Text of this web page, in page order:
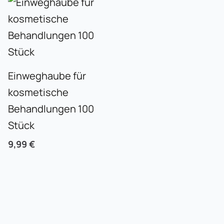
Einweghaube für
kosmetische
Behandlungen 100
Stück
9,99 €